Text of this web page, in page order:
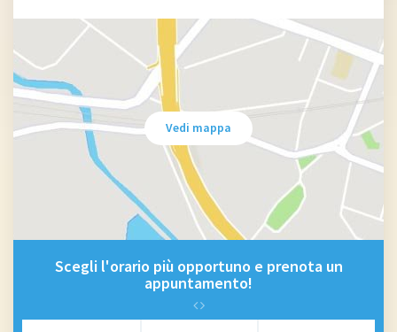
Vedi mappa
Scegli l'orario più opportuno e prenota un
appuntamento!